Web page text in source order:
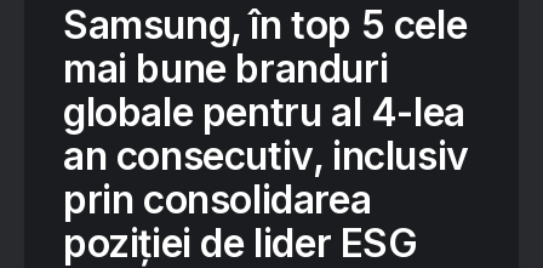
Samsung, în top 5 cele
mai bune branduri
globale pentru al 4-lea
an consecutiv, inclusiv
prin consolidarea
poziției de lider ESG